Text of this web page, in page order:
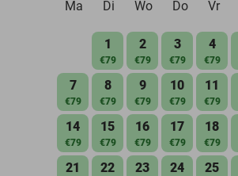
Ma
Di Wo Do Vr
1
€79
2
€79
3
€79
4
€79
7
€79
8
€79
9
€79
10
€79
11
€79
14
€79
15
€79
16
€79
17
€79
18
€79
21 22 23 24 25